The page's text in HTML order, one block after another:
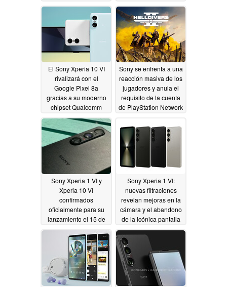
05/08/2024
El Sony Xperia 10 VI
rivalizará con el
Google Pixel 8a
gracias a su moderno
chipset Qualcomm
Snapdragon05/08/2024
Sony se enfrenta a una
reacción masiva de los
jugadores y anula el
requisito de la cuenta
de PlayStation Network
05/07/2024
Sony Xperia 1 VI y
Xperia 10 VI
confirmados
oficialmente para su
lanzamiento el 15 de
mayo05/07/2024
Sony Xperia 1 VI:
nuevas filtraciones
revelan mejoras en la
cámara y el abandono
de la icónica pantalla
21:9 para el sucesor
más pequeño del
Xperia 1 V
05/03/2024